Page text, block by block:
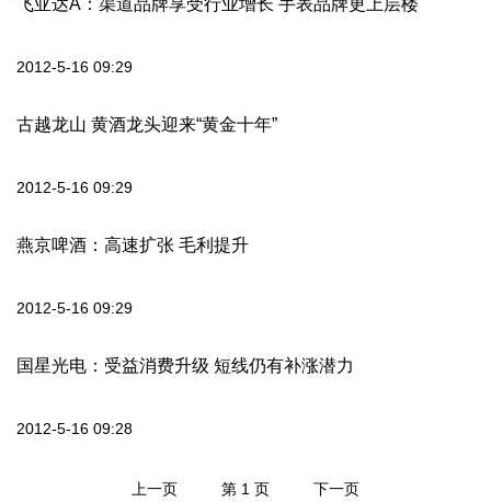
飞亚达A：渠道品牌享受行业增长 手表品牌更上层楼
2012-5-16 09:29
古越龙山 黄酒龙头迎来“黄金十年”
2012-5-16 09:29
燕京啤酒：高速扩张 毛利提升
2012-5-16 09:29
国星光电：受益消费升级 短线仍有补涨潜力
2012-5-16 09:28
上一页 第 1 页 下一页